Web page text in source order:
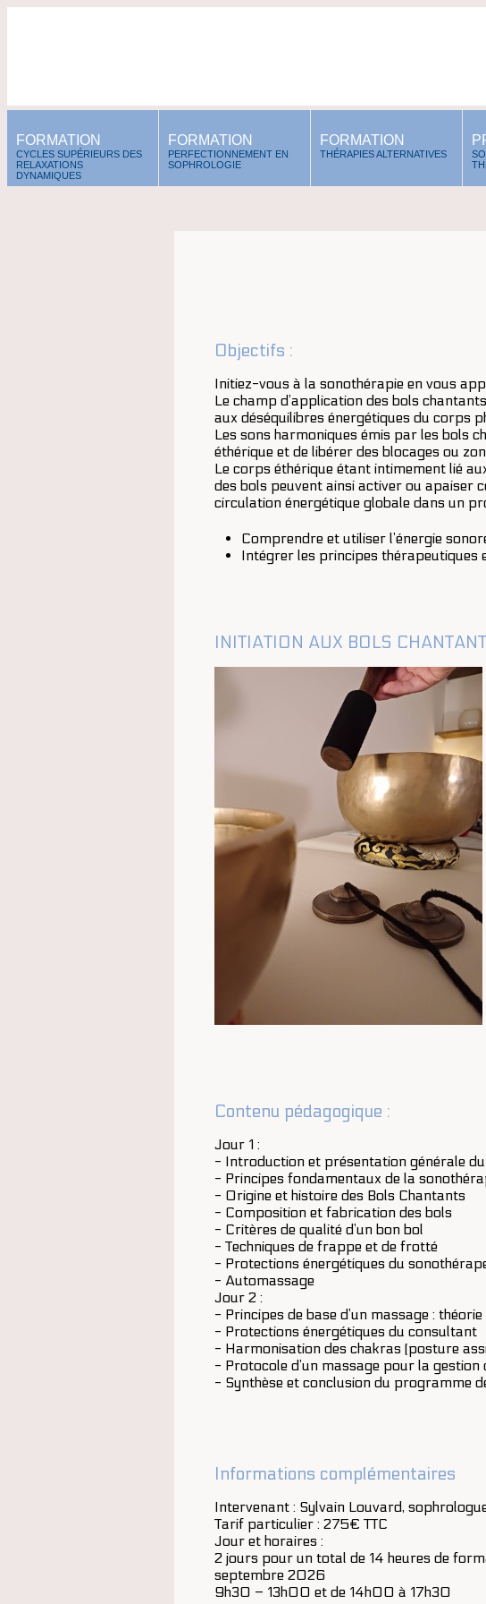
FORMATION
CYCLES SUPÉRIEURS DES
RELAXATIONS
DYNAMIQUES
FORMATION
PERFECTIONNEMENT EN
SOPHROLOGIE
FORMATION
THÉRAPIES ALTERNATIVES
Objectifs :
Initiez-vous à la sonothérapie en vous
Le champ d’application des bols
aux déséquilibres énergétiques du corps
Les sons harmoniques émis par les bols
éthérique et de libérer des blocages ou
Le corps éthérique étant intimement lié
des bols peuvent ainsi activer ou apaiser
circulation énergétique globale dans un
Comprendre et utiliser l’énergie
Intégrer les principes thérapeutiques
INITIATION AUX BOLS
Contenu pédagogique :
Jour 1 :
- Introduction et présentation générale
- Principes fondamentaux de la
- Origine et histoire des Bols Chantants
- Composition et fabrication des bols
- Critères de qualité d’un bon bol
- Techniques de frappe et de frotté
- Protections énergétiques du
- Automassage
Jour 2 :
- Principes de base d’un massage :
- Protections énergétiques du consultant
- Harmonisation des chakras (posture
- Protocole d’un massage pour la
- Synthèse et conclusion du programme
Informations complémentaires
Intervenant : Sylvain Louvard,
Tarif particulier : 275€ TTC
Jour et horaires :
2 jours pour un total de 14 heures de
septembre 2026
9h30 – 13h00 et de 14h00 à 17h30